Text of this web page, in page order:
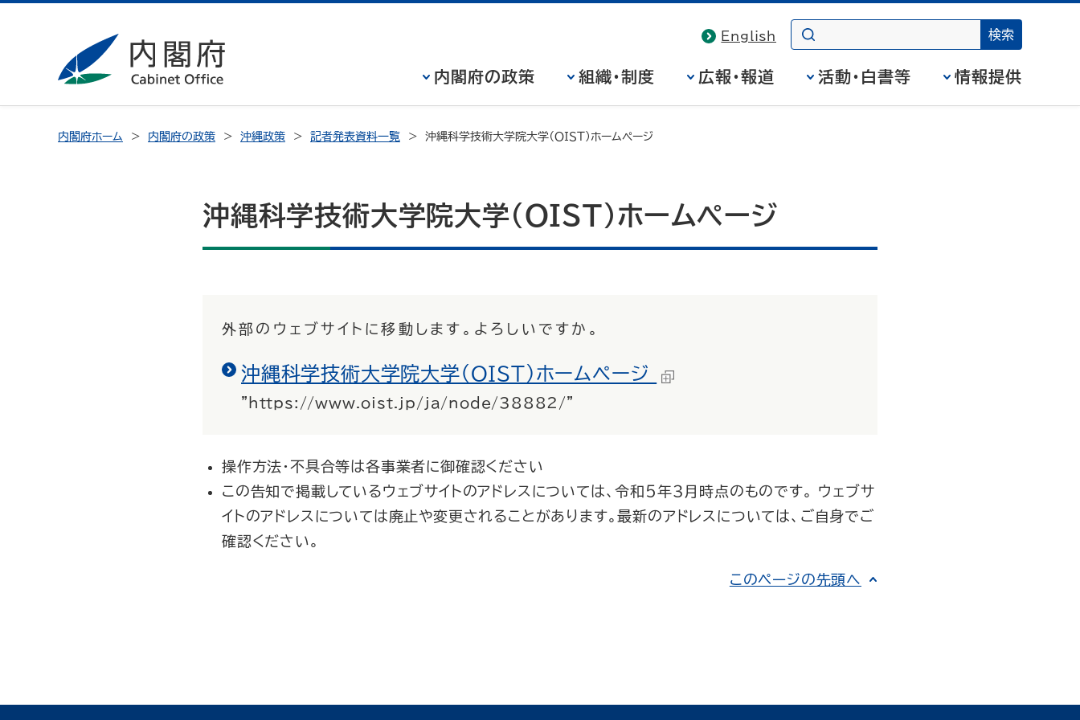
English
内閣府の政策 組織・制度 広報・報道 活動・白書等 情報提供
内閣府ホーム 内閣府の政策 沖縄政策 記者発表資料一覧 沖縄科学技術大学院大学（ＯＩＳＴ）ホームページ
沖縄科学技術大学院大学（ＯＩＳＴ）ホームページ
外部のウェブサイトに移動します。よろしいですか。
沖縄科学技術大学院大学（ＯＩＳＴ）ホームページ
"https://www.oist.jp/ja/node/38882/"
操作方法・不具合等は各事業者に御確認ください
この告知で掲載しているウェブサイトのアドレスについては、令和５年３月時点のものです。 ウェブサ
イトのアドレスについては廃止や変更されることがあります。最新のアドレスについては、ご自身でご
確認ください。
このページの先頭へ